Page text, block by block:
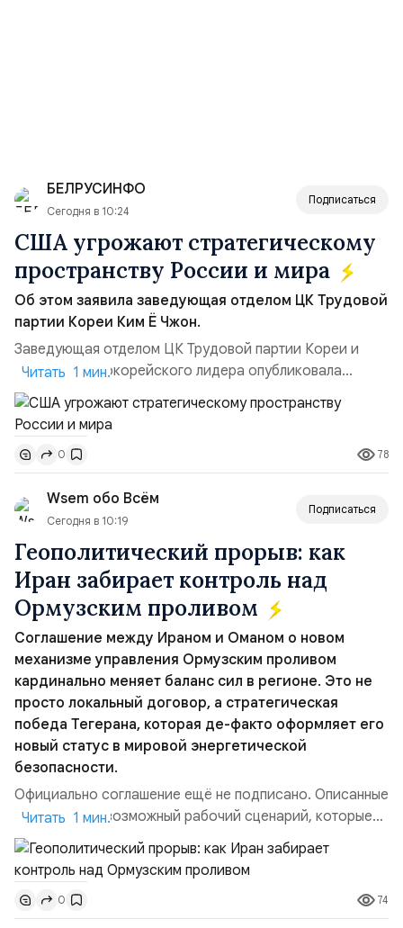
БЕЛРУСИНФО
Сегодня в 10:24
Подписаться
США угрожают стратегическому
пространству России и мира
Об этом заявила заведующая отделом ЦК Трудовой
партии Кореи Ким Ё Чжон.
Заведующая отделом ЦК Трудовой партии Кореи и
сестра северокорейского лидера опубликовала
заявление для прессы в ответ на проведение Токио
совместных с флотом США запусков крылатых ракет
Томагавк.«Япония отбросила обманчивую видимость
„исключительно оборонительной страны“ и выносит
вопрос о собственном ядерном вооружении на
всеобщее обозрение, одновреме...
Читать 1 мин.
0 78
Wsem обо Всём
Сегодня в 10:19
Подписаться
Геополитический прорыв: как
Иран забирает контроль над
Ормузским проливом
Соглашение между Ираном и Оманом о новом
механизме управления Ормузским проливом
кардинально меняет баланс сил в регионе. Это не
просто локальный договор, а стратегическая
победа Тегерана, которая де-факто оформляет его
новый статус в мировой энергетической
безопасности.
Официально соглашение ещё не подписано. Описанные
пункты — это возможный рабочий сценарий, которые
скорее всего будут реализованы.Разбираем ключевые
тезисы и последствия этого соглашения:. 1. Новые
доли контроля (75 на 25). Было: Ранее Иран и Оман
контролировали пролив на паритетных началах —
50/50. Стало: Новое соглашение закрепляет за
Читать 1 мин.
0 74